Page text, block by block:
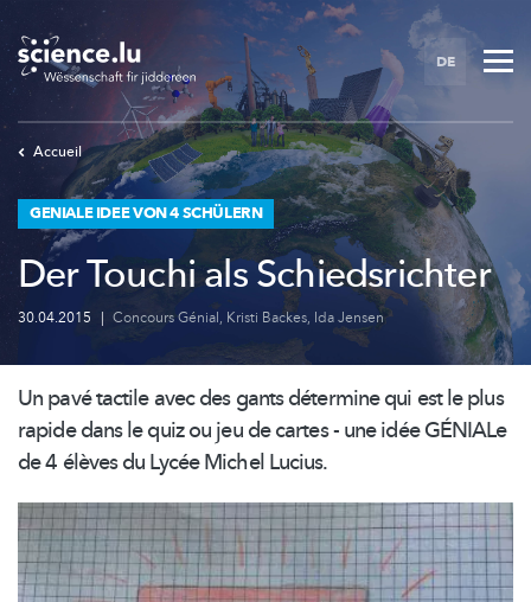
Skip
main
content
DE
Accueil
GENIALE IDEE VON 4 SCHÜLERN
Der Touchi als Schiedsrichter
30.04.2015 | Concours Génial, Kristi Backes, Ida Jensen
Un pavé tactile avec des gants détermine qui est le plus
rapide dans le quiz ou jeu de cartes - une idée GÉNIALe
de 4 élèves du Lycée Michel Lucius.